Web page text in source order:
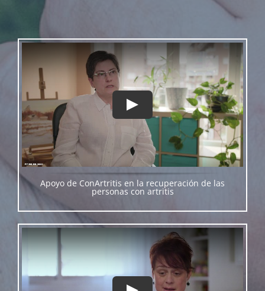
Apoyo de ConArtritis en la recuperación de las
personas con artritis